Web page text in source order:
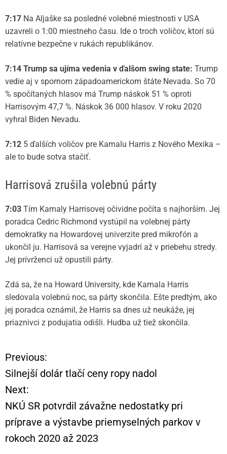
7:17 Na Aljaške sa posledné volebné miestnosti v USA
uzavreli o 1:00 miestneho času. Ide o troch voličov, ktorí sú
relatívne bezpečne v rukách republikánov.
7:14 Trump sa ujíma vedenia v ďalšom swing state: Trump
vedie aj v spornom západoamerickom štáte Nevada. So 70
% spočítaných hlasov má Trump náskok 51 % oproti
Harrisovým 47,7 %. Náskok 36 000 hlasov. V roku 2020
vyhral Biden Nevadu.
7:12 5 ďalších voličov pre Kamalu Harris z Nového Mexika –
ale to bude sotva stačiť.
Harrisová zrušila volebnú párty
7:03 Tím Kamaly Harrisovej očividne počíta s najhorším. Jej
poradca Cedric Richmond vystúpil na volebnej párty
demokratky na Howardovej univerzite pred mikrofón a
ukončil ju. Harrisová sa verejne vyjadrí až v priebehu stredy.
Jej prívrženci už opustili párty.
Zdá sa, že na Howard University, kde Kamala Harris
sledovala volebnú noc, sa párty skončila. Ešte predtým, ako
jej poradca oznámil, že Harris sa dnes už neukáže, jej
priaznivci z podujatia odišli. Hudba už tiež skončila.
N
a
v
i
Previous:
Silnejší dolár tlačí ceny ropy nadol
Next:
NKÚ SR potvrdil závažne nedostatky pri
príprave a výstavbe priemyselných parkov v
rokoch 2020 až 2023